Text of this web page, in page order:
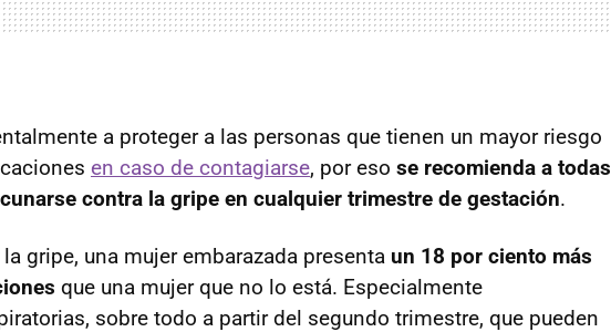
a proteger a las personas que tienen un mayor riesgo
en caso de contagiarse, por eso se recomienda a todas
contra la gripe en cualquier trimestre de gestación.
gripe, una mujer embarazada presenta un 18 por ciento más
que una mujer que no lo está. Especialmente
sobre todo a partir del segundo trimestre, que pueden